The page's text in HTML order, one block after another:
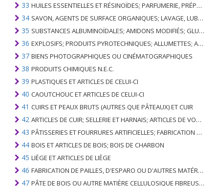
33 HUILES ESSENTIELLES ET RÉSINOÏDES; PARFUMERIE, PRÉPARATIONS COSMÉTIQUES OU DE TOILETTE
34 SAVON, AGENTS DE SURFACE ORGANIQUES; LAVAGE, LUBRIFICATION, POLISSAGE OU PRÉPARATION À L'ÉPURATION; CIRES ARTIFICIELLES OU PRÉPARÉES, BOUGIES ET ARTICLES SIMILAIRES, PÂTES À MODÉLISER, CIRES DENTAIRES ET PRÉPARATIONS DENTAIRES À BASE DE PLÂTRE
35 SUBSTANCES ALBUMINOÏDALES; AMIDONS MODIFIÉS; GLUES; ENZYMES
36 EXPLOSIFS; PRODUITS PYROTECHNIQUES; ALLUMETTES; ALLIAGES PYROPHORIQUES; CERTAINES PRÉPARATIONS COMBUSTIBLES
37 BIENS PHOTOGRAPHIQUES OU CINÉMATOGRAPHIQUES
38 PRODUITS CHIMIQUES N.E.C.
39 PLASTIQUES ET ARTICLES DE CELUI-CI
40 CAOUTCHOUC ET ARTICLES DE CELUI-CI
41 CUIRS ET PEAUX BRUTS (AUTRES QUE PÂTEAUX) ET CUIR
42 ARTICLES DE CUIR; SELLERIE ET ​​HARNAIS; ARTICLES DE VOYAGE, SACS À MAIN ET RÉCIPIENTS ANALOGUES; ARTICLES DE GUT ANIMAL (AUTRE QUE GUT DE SOIE-VERT)
43 PÂTISSERIES ET FOURRURES ARTIFICIELLES; FABRICATION DE CELLES-CI
44 BOIS ET ARTICLES DE BOIS; BOIS DE CHARBON
45 LIÈGE ET ARTICLES DE LIÈGE
46 FABRICATION DE PAILLES, D'ESPARO OU D'AUTRES MATÉRIAUX DE COULÉE; BASKETWARE ET WICKERWORK
47 PÂTE DE BOIS OU AUTRE MATIÈRE CELLULOSIQUE FIBREUSE; PAPIER OU CARTON RÉCUPÉRÉ (DÉCHETS ET DÉCHETS)